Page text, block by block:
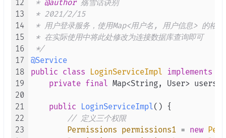
54
55
56
57
58
59
60
61
62
63
64
return
    }
    }
@Override
public
String toString( ) {
        final
StringBuilder
        sb.
append("uid=").append
(uid);
12
13
14
15
16
17
18
19
20
21
22
23
* @author 殇雪话诀别
* 2021/2/15
* 用户登录服务，使用Map<用户名, 用户信息> 的格式
* 在实际使用中将此处修改为连接数据库查询即可
*/
@Service
public class LoginServiceImpl implements
private final Map<String, User> users
public LoginServiceImpl() {
// 定义三个权限
Permissions permissions1 = new